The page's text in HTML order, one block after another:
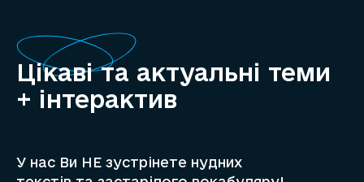
Цікаві та актуальні теми
+ інтерактив
У нас Ви НЕ зустрінете нудних